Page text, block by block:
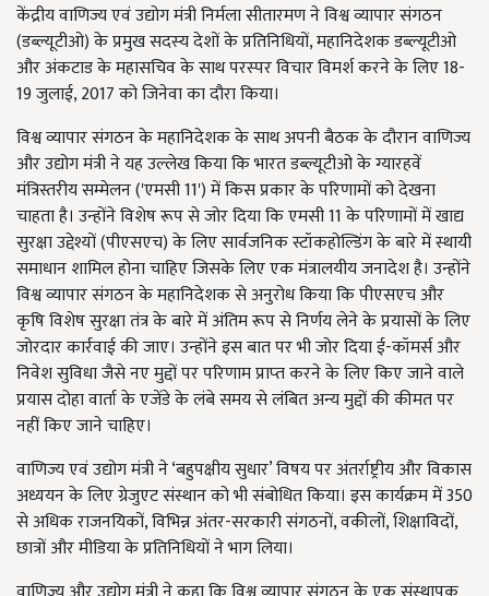
केंद्रीय वाणिज्य एवं उद्योग मंत्री निर्मला सीतारमण ने विश्व व्यापार संगठन
(डब्ल्यूटीओ) के प्रमुख सदस्‍य देशों के प्रतिनिधियों, महानिदेशक डब्‍ल्‍यूटीओ
और अंकटाड के महासचिव के साथ परस्‍पर विचार विमर्श करने के लिए 18-
19 जुलाई, 2017 को जिनेवा का दौरा किया।
विश्व व्यापार संगठन के महानिदेशक के साथ अपनी बैठक के दौरान वाणिज्य
और उद्योग मंत्री ने यह उल्‍लेख किया कि भारत डब्ल्यूटीओ के ग्यारहवें
मंत्रिस्तरीय सम्मेलन ('एमसी 11') में किस प्रकार के परिणामों को देखना
चाहता है। उन्होंने विशेष रूप से जोर दिया कि एमसी 11 के परिणामों में खाद्य
सुरक्षा उद्देश्यों (पीएसएच) के लिए सार्वजनिक स्टॉकहोल्डिंग के बारे में स्थायी
समाधान शामिल होना चाहिए जिसके लिए एक मंत्रालयीय जनादेश है। उन्होंने
विश्व व्यापार संगठन के महानिदेशक से अनुरोध किया कि पीएसएच और
कृषि विशेष सुरक्षा तंत्र के बारे में अंतिम रूप से निर्णय लेने के प्रयासों के लिए
जोरदार कार्रवाई की जाए। उन्होंने इस बात पर भी जोर दिया ई-कॉमर्स और
निवेश सुविधा जैसे नए मुद्दों पर परिणाम प्राप्‍त करने के लिए किए जाने वाले
प्रयास दोहा वार्ता के एजेंडे के लंबे समय से लंबित अन्‍य मुद्दों की कीमत पर
नहीं किए जाने चाहिए।
वाणिज्य एवं उद्योग मंत्री ने ‘बहुपक्षीय सुधार’ विषय पर अंतर्राष्ट्रीय और विकास
अध्ययन के लिए ग्रेजुएट संस्थान को भी संबोधित किया। इस कार्यक्रम में 350
से अधिक राजनयिकों, विभिन्न अंतर-सरकारी संगठनों, वकीलों, शिक्षाविदों,
छात्रों और मीडिया के प्रतिनिधियों ने भाग लिया।